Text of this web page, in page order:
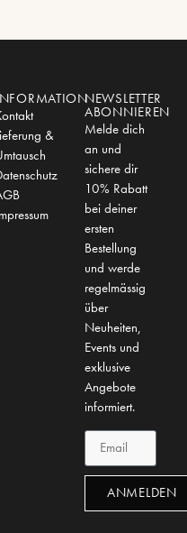
&
NEWSLETTER
ABONNIEREN
Melde dich
an und
sichere dir
10% Rabatt
bei deiner
ersten
Bestellung
und werde
regelmässig
über
Neuheiten,
Events und
exklusive
Angebote
informiert.
ANMELDEN